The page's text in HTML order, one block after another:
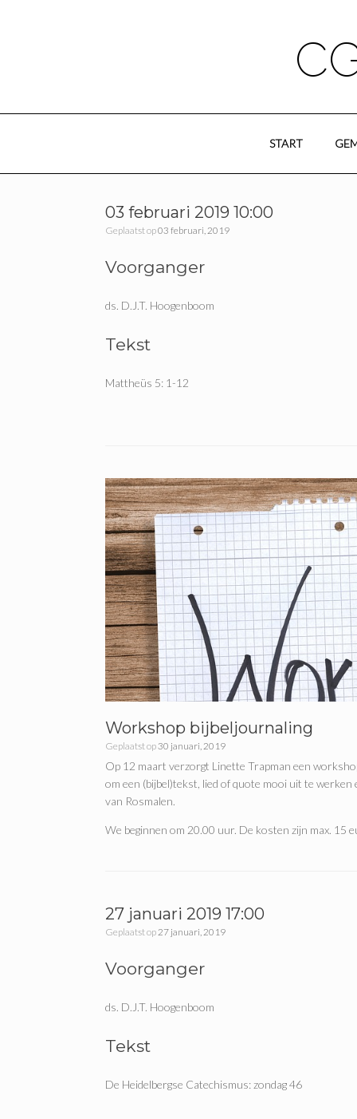
START
03 februari 2019 10:00
Geplaatst op03 februari, 2019
Voorganger
ds. D.J.T. Hoogenboom
Tekst
Mattheüs 5: 1-12
Workshop bijbeljournaling
Geplaatst op30 januari, 2019
Op 12 maart verzorgt Linette Trapman een
om een (bijbel)tekst, lied of quote mooi uit te werken
van Rosmalen.
We beginnen om 20.00 uur. De kosten zijn max. 15
27 januari 2019 17:00
Geplaatst op27 januari, 2019
Voorganger
ds. D.J.T. Hoogenboom
Tekst
De Heidelbergse Catechismus: zondag 46